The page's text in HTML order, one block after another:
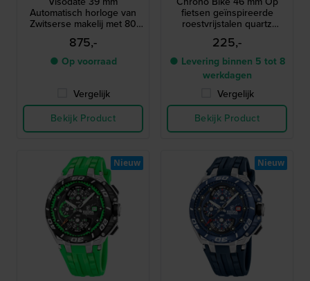
Automatisch horloge van
Zwitserse makelij met 80
uur gangreserve
875,-
● Op voorraad
Vergelijk
Bekijk Product
fietsen geïnspireerde
roestvrijstalen quartz
chronograaf
225,-
● Levering binnen 5 tot 8
werkdagen
Vergelijk
Bekijk Product
Nieuw Nieuw